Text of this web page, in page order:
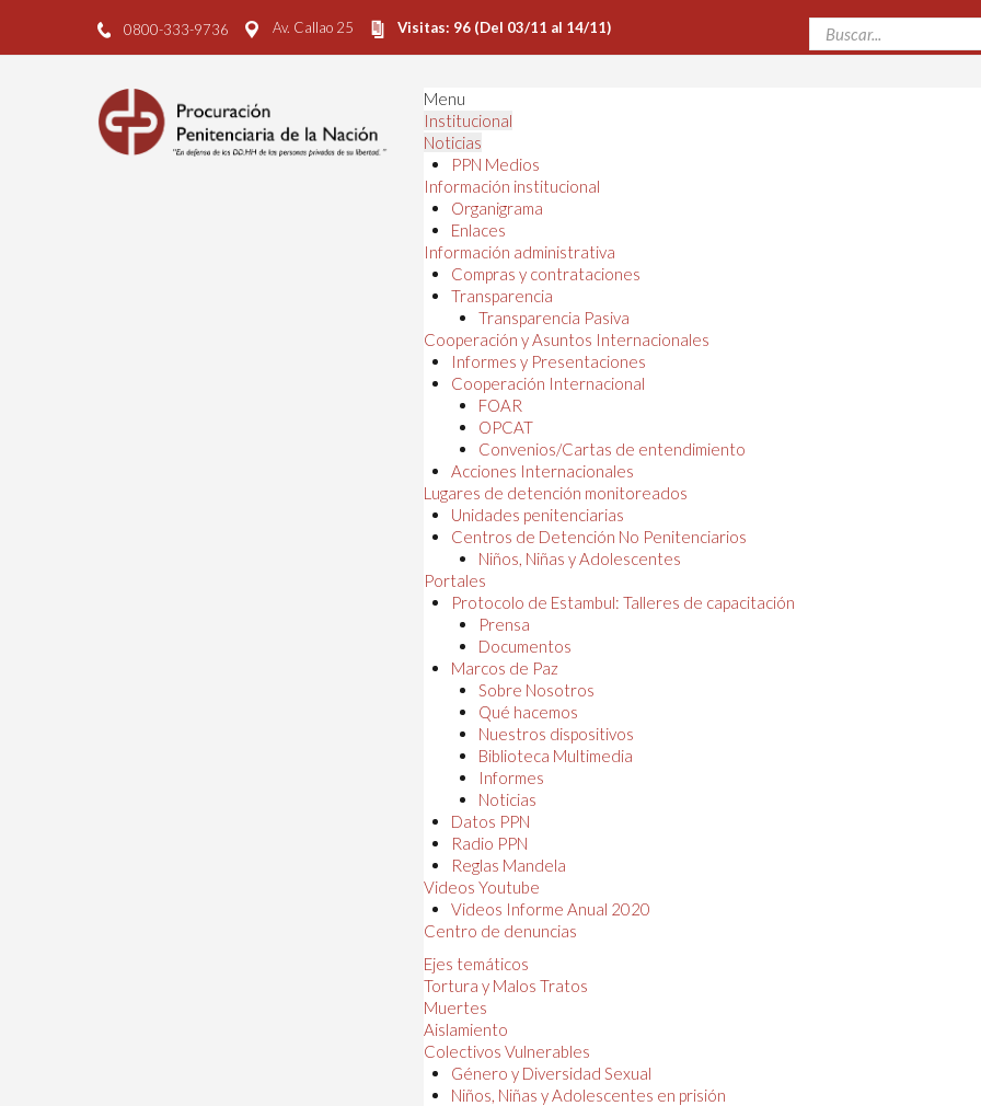
0800-333-9736 Av. Callao 25 Visitas: 96 (Del 03/11 al 14/11)
Menu
Institucional
Noticias
PPN Medios
Información institucional
Organigrama
Enlaces
Información administrativa
Compras y contrataciones
Transparencia
Transparencia Pasiva
Cooperación y Asuntos Internacionales
Informes y Presentaciones
Cooperación Internacional
FOAR
OPCAT
Convenios/Cartas de entendimiento
Acciones Internacionales
Lugares de detención monitoreados
Unidades penitenciarias
Centros de Detención No Penitenciarios
Niños, Niñas y Adolescentes
Portales
Protocolo de Estambul: Talleres de capacitación
Prensa
Documentos
Marcos de Paz
Sobre Nosotros
Qué hacemos
Nuestros dispositivos
Biblioteca Multimedia
Informes
Noticias
Datos PPN
Radio PPN
Reglas Mandela
Videos Youtube
Videos Informe Anual 2020
Centro de denuncias
Ejes temáticos
Tortura y Malos Tratos
Muertes
Aislamiento
Colectivos Vulnerables
Género y Diversidad Sexual
Niños, Niñas y Adolescentes en prisión